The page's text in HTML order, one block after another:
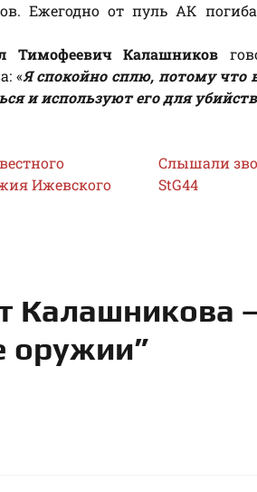
Ежегодно от пуль АК
Тимофеевич Калашников
«Я спокойно сплю, потому что
и используют его для
Ижевского
Слышали
StG44
Калашникова
оружии”